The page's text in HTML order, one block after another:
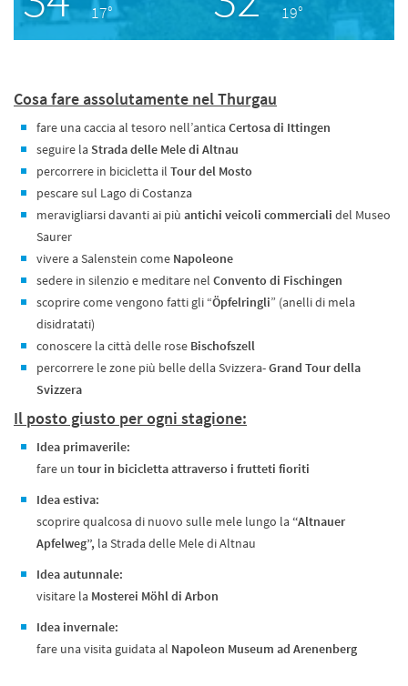
17°
19°
Cosa fare assolutamente nel Thurgau
fare una caccia al tesoro nell’anticaCertosa di Ittingen
seguire la Strada delle Mele di Altnau
percorrere in bicicletta il Tour del Mosto
pescare sul Lago di Costanza
meravigliarsi davanti ai più antichi veicoli commerciali del Museo
Saurer
vivere a Salenstein come Napoleone
sedere in silenzio e meditare nel Convento di Fischingen
scoprire come vengono fatti gli “Öpfelringli” (anelli di mela
disidratati)
conoscere la città delle rose Bischofszell
percorrere le zone più belle della Svizzera-Grand Tour della
Svizzera
Il posto giusto per ogni stagione:
Idea primaverile:
fare un tour in bicicletta attraverso i frutteti fioriti
Idea estiva:
scoprire qualcosa di nuovo sulle mele lungo la “Altnauer
Apfelweg”, la Strada delle Mele di Altnau
Idea autunnale:
visitare la Mosterei Möhl di Arbon
Idea invernale:
fare una visita guidata al Napoleon Museum ad Arenenberg